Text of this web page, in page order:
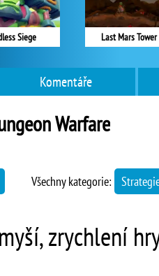
Siege Last Mars Tower
Komentáře
Warfare
Všechny kategorie:
myší, zrychlení